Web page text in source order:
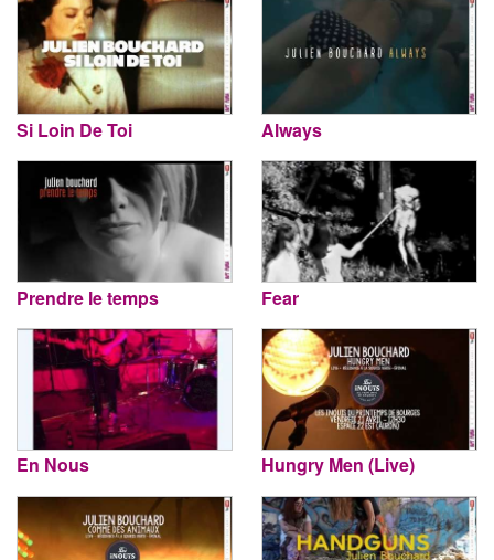
Si Loin De Toi Always
Prendre le temps Fear
En Nous Hungry Men (Live)